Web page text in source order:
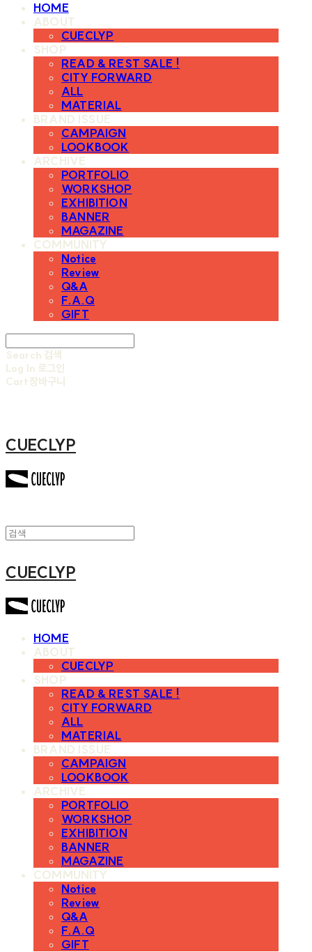
HOME
ABOUT
CUECLYP
SHOP
READ & REST SALE !
CITY FORWARD
ALL
MATERIAL
BRAND ISSUE
CAMPAIGN
LOOKBOOK
ARCHIVE
PORTFOLIO
WORKSHOP
EXHIBITION
BANNER
MAGAZINE
COMMUNITY
Notice
Review
Q&A
F.A.Q
GIFT
Search 검색
Log In 로그인
Cart장바구니
CUECLYP
CUECLYP
HOME
ABOUT
CUECLYP
SHOP
READ & REST SALE !
CITY FORWARD
ALL
MATERIAL
BRAND ISSUE
CAMPAIGN
LOOKBOOK
ARCHIVE
PORTFOLIO
WORKSHOP
EXHIBITION
BANNER
MAGAZINE
COMMUNITY
Notice
Review
Q&A
F.A.Q
GIFT